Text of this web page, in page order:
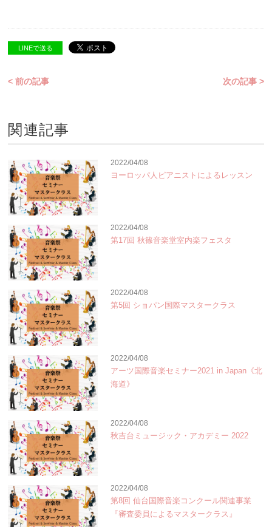
LINEで送る
< 前の記事 次の記事 >
関連記事
2022/04/08
ヨーロッパ人ピアニストによるレッスン
2022/04/08
第17回 秋篠音楽堂室内楽フェスタ
2022/04/08
第5回 ショパン国際マスタークラス
2022/04/08
アーツ国際音楽セミナー2021 in Japan《北
海道》
2022/04/08
秋吉台ミュージック・アカデミー 2022
2022/04/08
第8回 仙台国際音楽コンクール関連事業
『審査委員によるマスタークラス』